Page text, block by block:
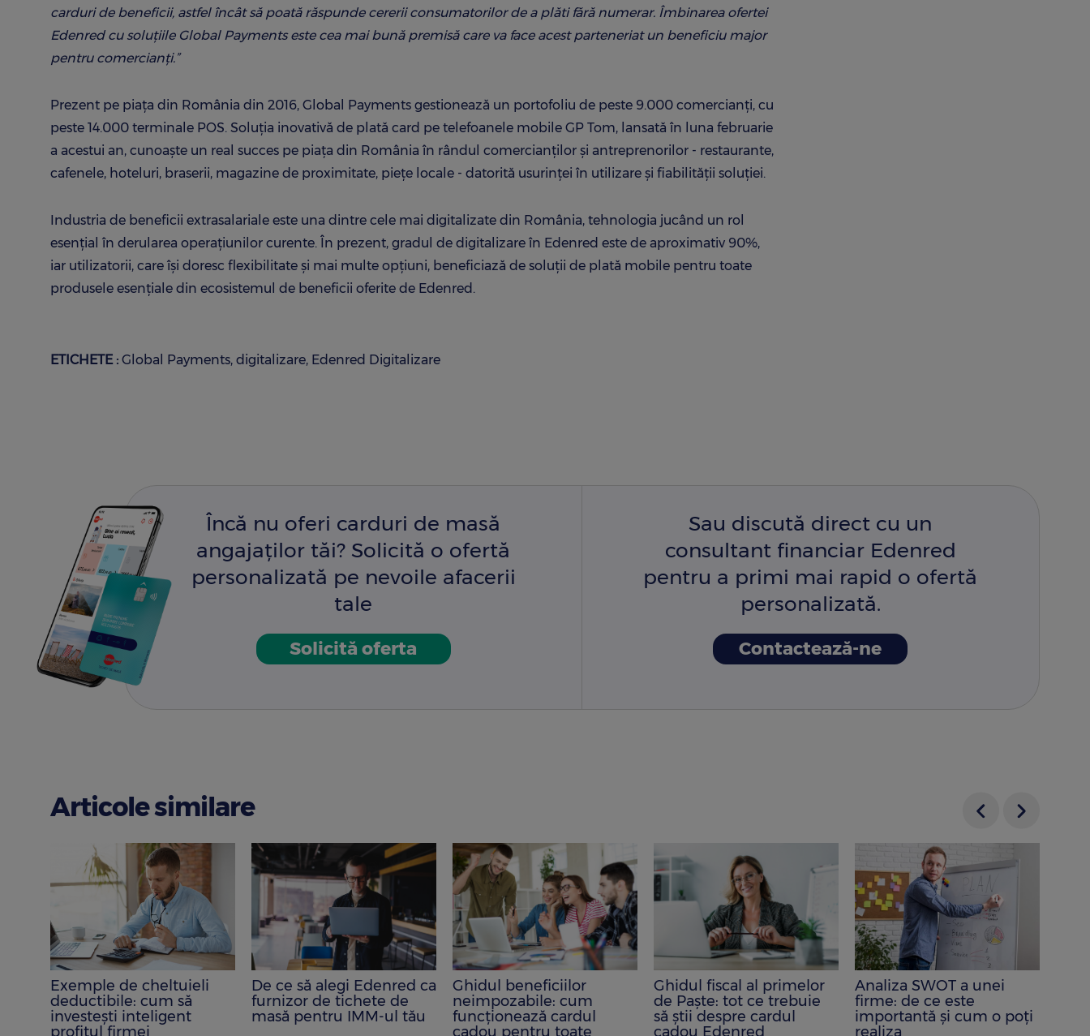
carduri de beneficii, astfel încât să poată răspunde cererii consumatorilor de a plăti fără numerar. Îmbinarea ofertei
Edenred cu soluțiile Global Payments este cea mai bună premisă care va face acest parteneriat un beneficiu major
pentru comercianți.”
Prezent pe piața din România din 2016, Global Payments gestionează un portofoliu de peste 9.000 comercianți, cu
peste 14.000 terminale POS. Soluția inovativă de plată card pe telefoanele mobile GP Tom, lansată în luna februarie
a acestui an, cunoaște un real succes pe piața din România în rândul comercianților și antreprenorilor - restaurante,
cafenele, hoteluri, braserii, magazine de proximitate, piețe locale - datorită usurinței în utilizare și fiabilității soluției.
Industria de beneficii extrasalariale este una dintre cele mai digitalizate din România, tehnologia jucând un rol
esențial în derularea operațiunilor curente. În prezent, gradul de digitalizare în Edenred este de aproximativ 90%,
iar utilizatorii, care își doresc flexibilitate și mai multe opțiuni, beneficiază de soluții de plată mobile pentru toate
produsele esențiale din ecosistemul de beneficii oferite de Edenred.
ETICHETE : Global Payments digitalizare Edenred Digitalizare
Încă nu oferi carduri de masă
angajaților tăi? Solicită o ofertă
personalizată pe nevoile afacerii
tale
Solicită oferta
Sau discută direct cu un
consultant financiar Edenred
pentru a primi mai rapid o ofertă
personalizată.
Contactează-ne
Articole similare
Exemple de cheltuieli
deductibile: cum să
investești inteligent
profitul firmei
De ce să alegi Edenred ca
furnizor de tichete de
masă pentru IMM-ul tău
Ghidul beneficiilor
neimpozabile: cum
funcționează cardul
cadou pentru toate
Ghidul fiscal al primelor
de Paște: tot ce trebuie
să știi despre cardul
cadou Edenred
Analiza SWOT a unei
firme: de ce este
importantă și cum o poți
realiza